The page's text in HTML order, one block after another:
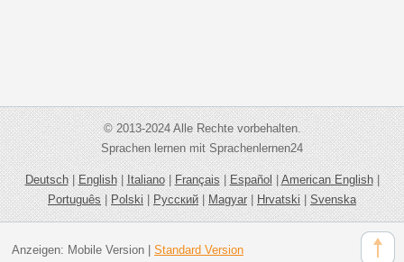
© 2013-2024 Alle Rechte vorbehalten.
Sprachen lernen mit Sprachenlernen24
Deutsch|English|Italiano|Français|Español|American English|
Português|Polski|Русский|Magyar|Hrvatski|Svenska
Anzeigen: Mobile Version| Standard Version